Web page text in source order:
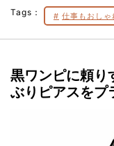
Tags： 仕事もおしゃ
黒ワンピに頼り
ぶりピアスをプ